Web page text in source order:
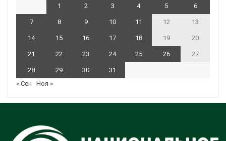
1 2 3 4 5 6
7 8 9 10 11 12 13
14 15 16 17 18 19 20
21 22 23 24 25 26 27
28 29 30
31
« Сен
Ноя »